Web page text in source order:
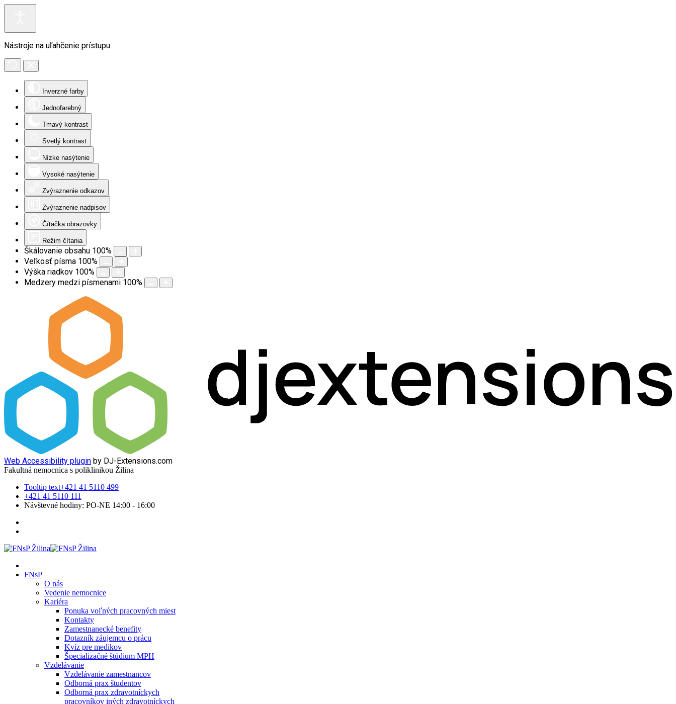
Nástroje na uľahčenie prístupu
Inverzné farby
Jednofarebný
Tmavý kontrast
Svetlý kontrast
Nízke nasýtenie
Vysoké nasýtenie
Zvýraznenie odkazov
Zvýraznenie nadpisov
Čítačka obrazovky
Režim čítania
Škálovanie obsahu 100%
Veľkosť písma 100%
Výška riadkov 100%
Medzery medzi písmenami 100%
Web Accessibility plugin by DJ-Extensions.com
Fakultná nemocnica s poliklinikou Žilina
Tooltip text+421 41 5110 499
+421 41 5110 111
Návštevné hodiny: PO-NE 14:00 - 16:00
FNsP
O nás
Vedenie nemocnice
Kariéra
Ponuka voľných pracovných miest
Kontakty
Zamestnanecké benefity
Dotazník záujemcu o prácu
Kvíz pre medikov
Špecializačné štúdium MPH
Vzdelávanie
Vzdelávanie zamestnancov
Odborná prax študentov
Odborná prax zdravotníckych
pracovníkov iných zdravotníckych